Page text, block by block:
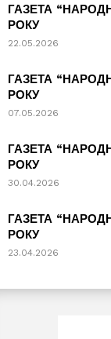
ГАЗЕТА
РОКУ
22.05.2026
ГАЗЕТА
РОКУ
07.05.2026
ГАЗЕТА
РОКУ
30.04.2026
ГАЗЕТА
РОКУ
23.04.2026